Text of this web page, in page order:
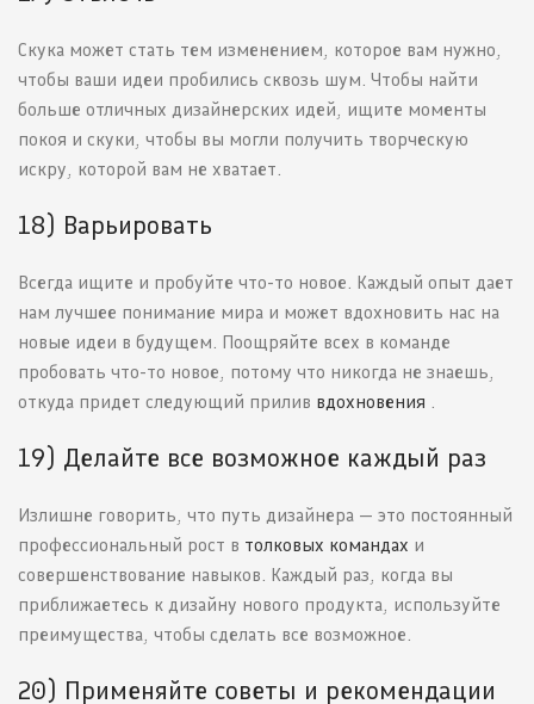
Скука может стать тем изменением, которое вам нужно,
чтобы ваши идеи пробились сквозь шум. Чтобы найти
больше отличных дизайнерских идей, ищите моменты
покоя и скуки, чтобы вы могли получить творческую
искру, которой вам не хватает.
18) Варьировать
Всегда ищите и пробуйте что-то новое. Каждый опыт дает
нам лучшее понимание мира и может вдохновить нас на
новые идеи в будущем. Поощряйте всех в команде
пробовать что-то новое, потому что никогда не знаешь,
откуда придет следующий прилив вдохновения
19) Делайте все возможное каждый раз
Излишне говорить, что путь дизайнера — это постоянный
профессиональный рост в толковых командах и
совершенствование навыков. Каждый раз, когда вы
приближаетесь к дизайну нового продукта, используйте
преимущества, чтобы сделать все возможное.
20) Применяйте советы и рекомендации